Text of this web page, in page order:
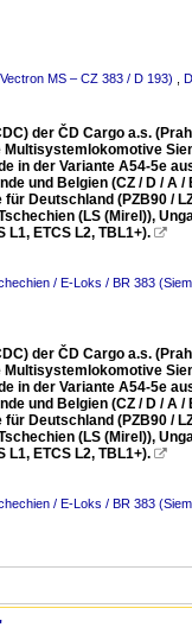
MS – CZ 383 / D 193)
der ČD Cargo a.s.
in der Variante A54-5e
und Belgien (CZ / D / A /
Deutschland (PZB90 /
(LS (Mirel)),
L1, ETCS L2, TBL1+). 
/ E-Loks / BR 383
der ČD Cargo a.s.
in der Variante A54-5e
und Belgien (CZ / D / A /
Deutschland (PZB90 /
(LS (Mirel)),
L1, ETCS L2, TBL1+). 
/ E-Loks / BR 383